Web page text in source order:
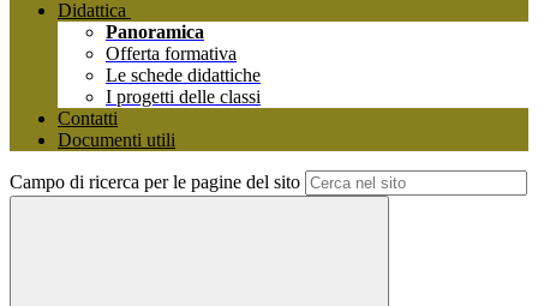
Didattica
Panoramica
Offerta formativa
Le schede didattiche
I progetti delle classi
Contatti
Documenti utili
Campo di ricerca per le pagine del sito